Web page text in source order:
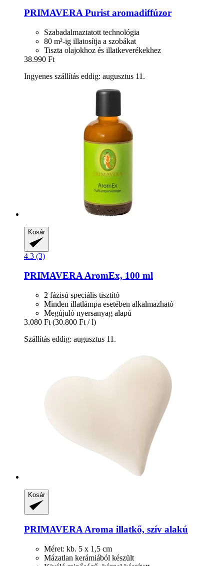
PRIMAVERA Purist aromadiffúzor
Szabadalmaztatott technológia
80 m²-ig illatosítja a szobákat
Tiszta olajokhoz és illatkeverékekhez
38.990 Ft
Ingyenes szállítás eddig: augusztus 11.
Kosár
4.3 (3)
PRIMAVERA AromEx, 100 ml
2 fázisú speciális tisztító
Minden illatlámpa esetében alkalmazható
Megújuló nyersanyag alapú
3.080 Ft (30.800 Ft / l)
Szállítás eddig: augusztus 11.
Kosár
PRIMAVERA Aroma illatkő, szív alakú
Méret: kb. 5 x 1,5 cm
Mázatlan kerámiából készült